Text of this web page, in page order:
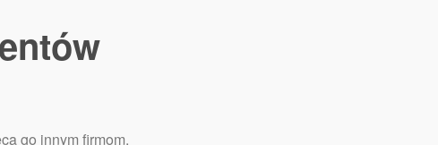
go innym firmom.